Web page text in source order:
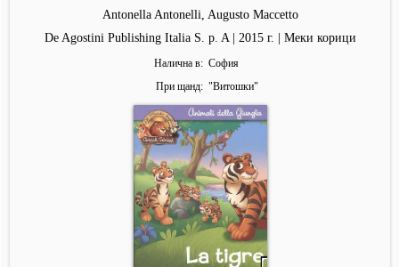
Antonella Antonelli, Augusto Maccetto
De Agostini Publishing Italia S. p. A | 2015 г. | Меки корици
Налична в
София
При щанд
"Витошки"